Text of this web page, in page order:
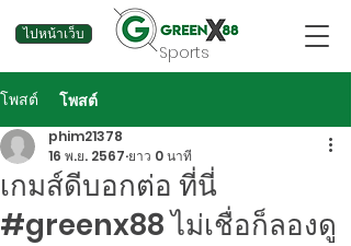
ไปหน้าเว็บ
Sports
โพสต์
เกมส์ดีบอกต่อ ที่นี่
#greenx88 ไม่เชื่อก็ลองดู
phim21378
16 พ.ย. 2567 ยาว 0 นาที
โพสต์